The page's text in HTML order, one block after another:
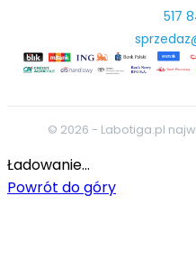
517
© 2026 - Labotiga.pl
Ładowanie...
Powrót do góry